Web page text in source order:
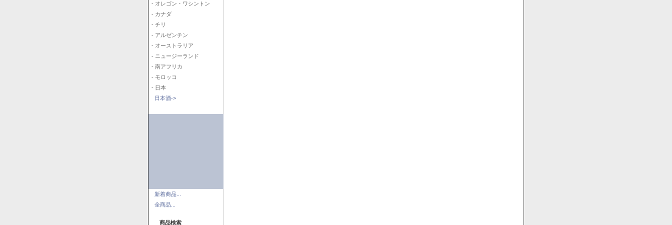
- オレゴン・ワシントン
- カナダ
- チリ
- アルゼンチン
- オーストラリア
- ニュージーランド
- 南アフリカ
- モロッコ
- 日本
日本酒->
新着商品...
全商品...
商品検索